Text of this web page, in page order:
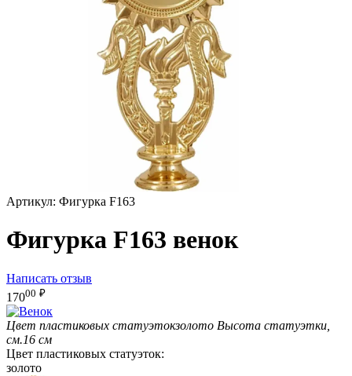
Артикул: Фигурка F163
Фигурка F163 венок
Написать отзыв
17000 ₽
Цвет пластиковых статуэтокзолото Высота статуэтки,
см.16 см
Цвет пластиковых статуэток:
золото